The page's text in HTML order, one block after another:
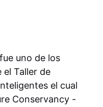
uno de los
Taller de
el cual
Conservancy -